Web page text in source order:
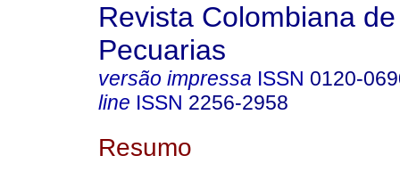
Revista Colombiana
Pecuarias
versão impressa ISSN 0120-
line ISSN 2256-2958
Resumo